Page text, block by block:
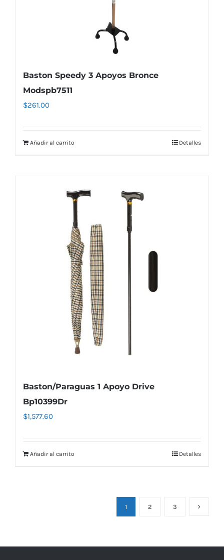
Baston Speedy 3 Apoyos Bronce
Modspb7511
$261.00
Añadir al carrito Detalles
Baston/Paraguas 1 Apoyo Drive
Bp10399Dr
$1,577.60
Añadir al carrito Detalles
1 2 3